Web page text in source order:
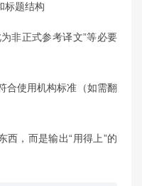
标题结构
非正式参考译文”等必要
合使用机构标准（如需翻
西，而是输出“用得上”的